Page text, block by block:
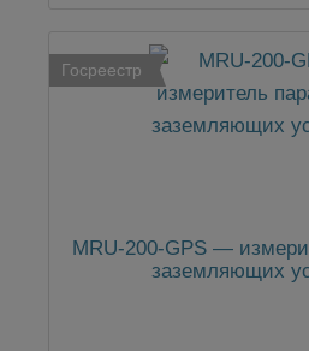
Госреестр
MRU-200-GPS —
заземляющих